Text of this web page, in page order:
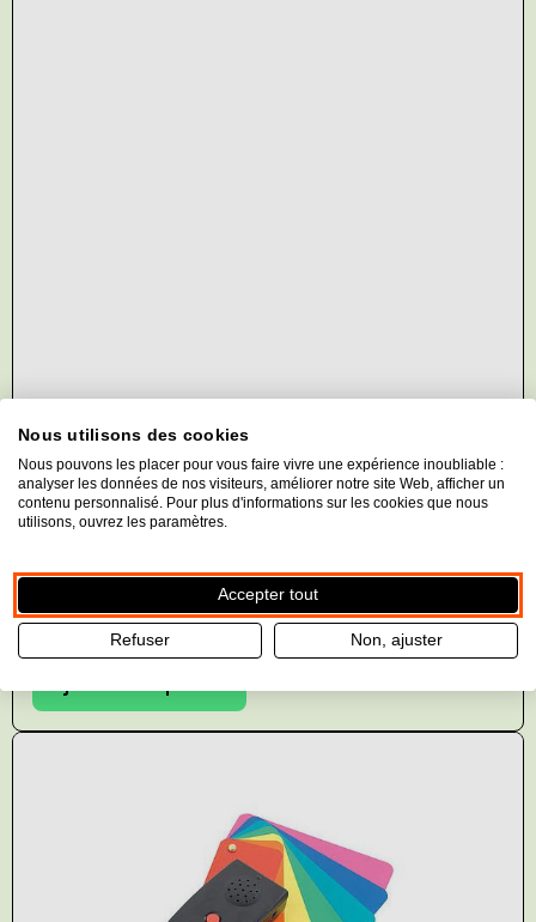
CARETEC ColorStar Détecteur de couleurs
et de lumière en Français
€630,00TVA incluse
Nous utilisons des cookies
Nous pouvons les placer pour vous faire vivre une expérience inoubliable :
analyser les données de nos visiteurs, améliorer notre site Web, afficher un
contenu personnalisé. Pour plus d'informations sur les cookies que nous
utilisons, ouvrez les paramètres.
Accepter tout
Refuser Non, ajuster